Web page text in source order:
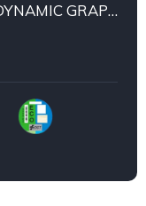
TOYOTA C-hr 1.8 125H 122CV DYNAMIC GRAPHIC